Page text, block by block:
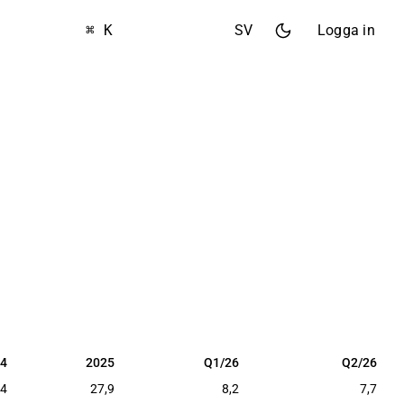
⌘ K SV Logga in
2025 Q1/26 Q2/26
2025 Q1/26
Q2/26
27,9 8,2
7,7